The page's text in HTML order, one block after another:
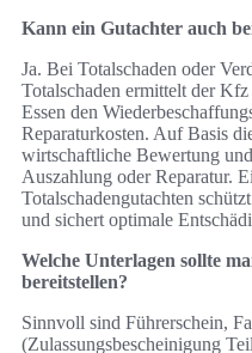
Kann ein Gutachter auch
Ja. Bei Totalschaden oder
Totalschaden ermittelt der
Essen den
Reparaturkosten. Auf Basis
wirtschaftliche Bewertung
Auszahlung oder Reparatur.
Totalschadengutachten
und sichert optimale
Welche Unterlagen sollte
bereitstellen?
Sinnvoll sind Führerschein,
(Zulassungsbescheinigung